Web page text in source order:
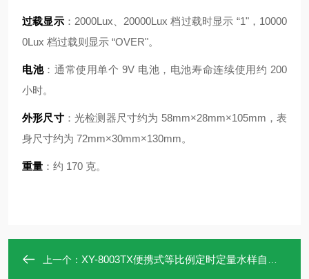
过载显示：2000Lux、20000Lux 档过载时显示 “1"，10000
0Lux 档过载则显示 “OVER"。
电池：通常使用单个 9V 电池，电池寿命连续使用约 200
小时。
外形尺寸：光检测器尺寸约为 58mm×28mm×105mm，表
身尺寸约为 72mm×30mm×130mm。
重量 ：约 170 克。
上一个： XY-8003TX便携式等比例定时定量水样自动采样设备